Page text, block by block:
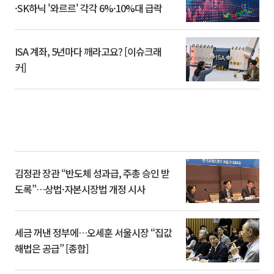
·SK하닉 '와르르' 각각 6%·10%대 급락
ISA 계좌, 5년마다 깨라고요? [이슈크래
커]
김정관 장관 “반도체 성과급, 주총 승인 받
도록”…상법·자본시장법 개정 시사
세금 꺼낸 정부에…오세훈 서울시장 “집값
해법은 공급” [종합]